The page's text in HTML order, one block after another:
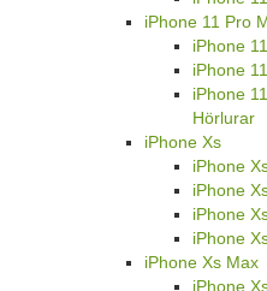
iPhone 11 Pro
iPhone
iPhone
iPhone
Hörlurar
iPhone Xs
iPhone
iPhone
iPhone
iPhone
iPhone Xs Max
iPhone